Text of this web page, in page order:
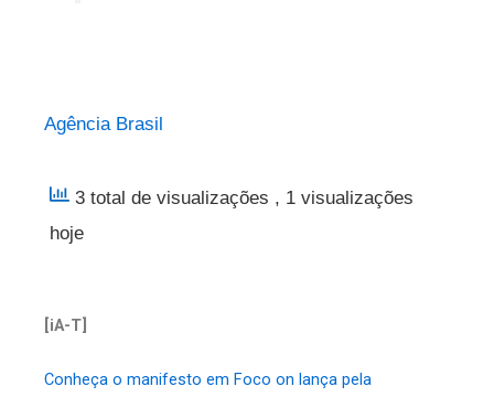
Agência Brasil
3 total de visualizações , 1 visualizações
hoje
[iA-T]
Conheça o manifesto em Foco on lança pela